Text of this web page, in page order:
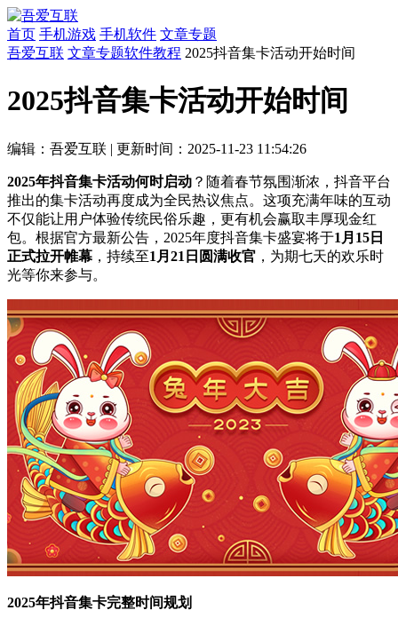
首页 手机游戏 手机软件 文章专题
吾爱互联 文章专题软件教程 2025抖音集卡活动开始时间
2025抖音集卡活动开始时间
编辑：吾爱互联 | 更新时间：2025-11-23 11:54:26
2025年抖音集卡活动何时启动 ？随着春节氛围渐浓，抖音平台
推出的集卡活动再度成为全民热议焦点。这项充满年味的互动
不仅能让用户体验传统民俗乐趣，更有机会赢取丰厚现金红
包。根据官方最新公告，2025年度抖音集卡盛宴将于1月15日
正式拉开帷幕 ，持续至1月21日圆满收官 ，为期七天的欢乐时
光等你来参与。
2025年抖音集卡完整时间规划